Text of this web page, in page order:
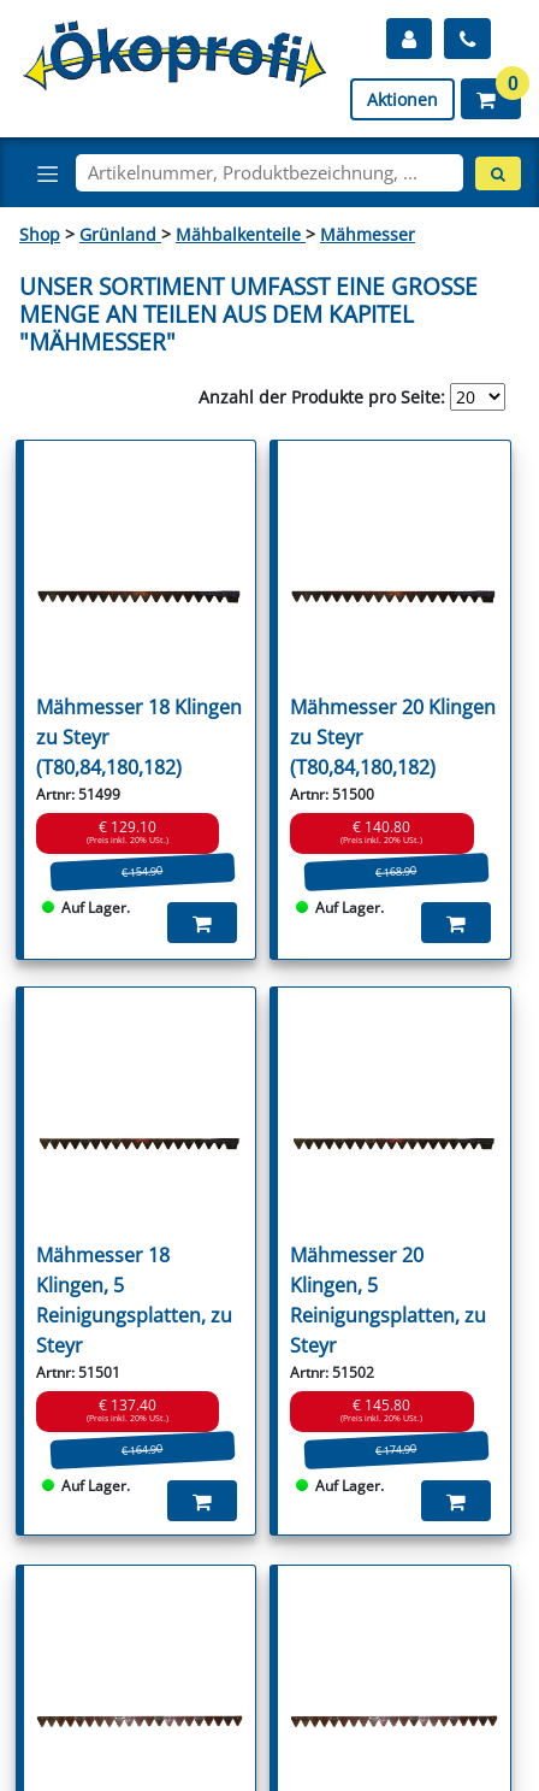
Aktionen
0
Shop > Grünland > Mähbalkenteile > Mähmesser
UNSER SORTIMENT UMFASST EINE GROSSE M
ENGE AN TEILEN AUS DEM KAPITEL "
MÄHMESSER"
Anzahl der Produkte pro Seite:
Mähmesser 18 Klingen
zu Steyr
(T80,84,180,182)
Artnr: 51499
€ 129.10
(Preis inkl. 20% USt.)
€ 154.90
Auf Lager.
Mähmesser 20 Klingen
zu Steyr
(T80,84,180,182)
Artnr: 51500
€ 140.80
(Preis inkl. 20% USt.)
€ 168.90
Auf Lager.
Mähmesser 18
Klingen, 5
Reinigungsplatten, zu
Steyr
Artnr: 51501
€ 137.40
(Preis inkl. 20% USt.)
€ 164.90
Auf Lager.
Mähmesser 20
Klingen, 5
Reinigungsplatten, zu
Steyr
Artnr: 51502
€ 145.80
(Preis inkl. 20% USt.)
€ 174.90
Auf Lager.